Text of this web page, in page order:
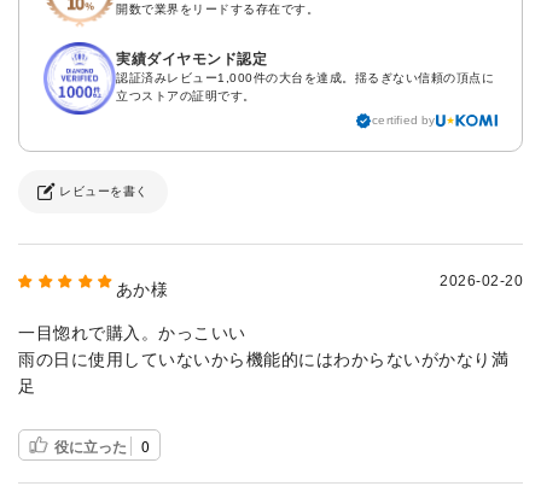
開数で業界をリードする存在です。
実績ダイヤモンド認定
認証済みレビュー1,000件の大台を達成。揺るぎない信頼の頂点に
立つストアの証明です。
certified by
レビューを書く
あか様 2026-02-20
一目惚れで購入。かっこいい
雨の日に使用していないから機能的にはわからないがかなり満
足
役に立った 0